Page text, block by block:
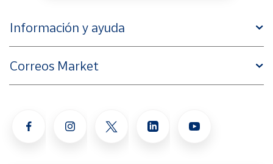
Información y ayuda
Correos Market